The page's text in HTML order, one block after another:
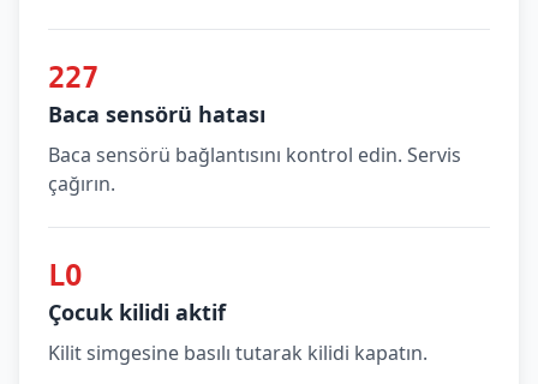
227
Baca sensörü hatası
Baca sensörü bağlantısını kontrol edin. Servis
çağırın.
LO
Çocuk kilidi aktif
Kilit simgesine basılı tutarak kilidi kapatın.